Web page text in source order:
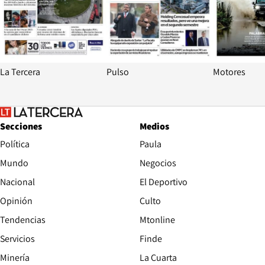
La Tercera Pulso Motores
Secciones
Política
Mundo
Nacional
Opinión
Tendencias
Servicios
Minería
Medios
Paula
Negocios
El Deportivo
Culto
Mtonline
Finde
La Cuarta